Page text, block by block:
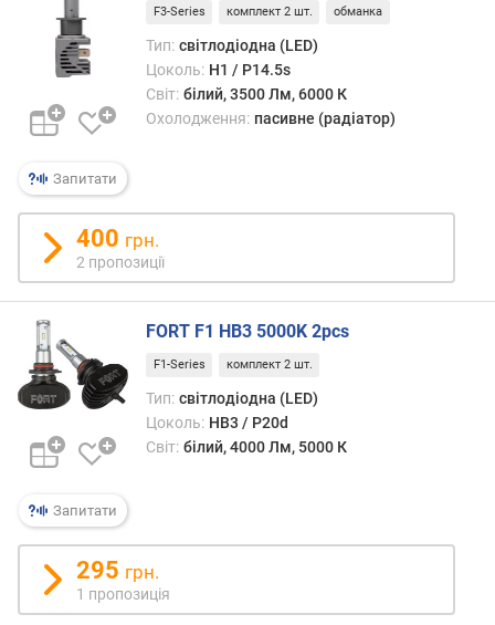
д
д
е
ш
е
и
х
д
о
д
о
о
г
и
х
в
і
д
о
р
о
г
Запитати
F3-Series комплект 2 шт. обманка
Тип: світлодіодна (LED)
Цоколь: H1 / P14.5s
Світ: білий, 3500 Лм, 6000 К
Охолодження: пасивне (радіатор)
400 грн.
2 пропозиції
Запитати
FORT F1 HB3 5000K 2pcs
F1-Series комплект 2 шт.
Тип: світлодіодна (LED)
Цоколь: HB3 / P20d
Світ: білий, 4000 Лм, 5000 К
295 грн.
1 пропозиція